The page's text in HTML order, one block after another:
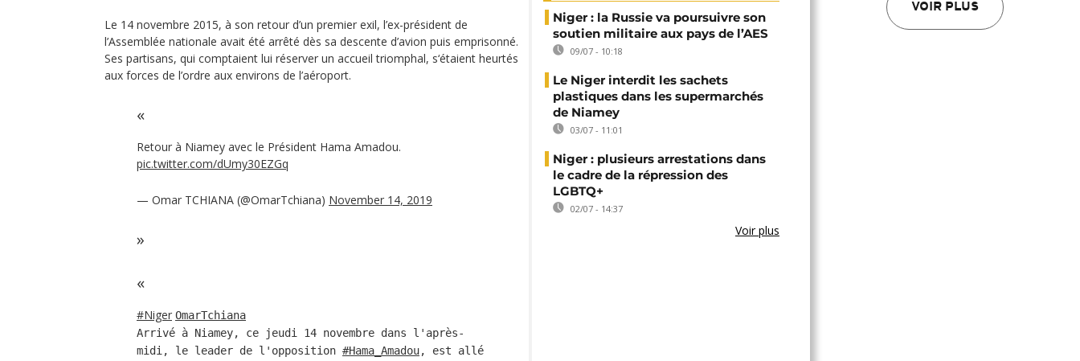
VOIR PLUS
Le 14 novembre 2015, à son retour d’un premier exil, l’ex-président de
l’Assemblée nationale avait été arrêté dès sa descente d’avion puis emprisonné.
Ses partisans, qui comptaient lui réserver un accueil triomphal, s‘étaient heurtés
aux forces de l’ordre aux environs de l’aéroport.
Retour à Niamey avec le Président Hama Amadou.
pic.twitter.com/dUmy30EZGq
— Omar TCHIANA (@OmarTchiana) November 14, 2019
#Niger OmarTchiana
Arrivé à Niamey, ce jeudi 14 novembre dans l'après-
midi, le leader de l'opposition #Hama_Amadou, est allé
Niger : la Russie va poursuivre son
soutien militaire aux pays de l’AES
09/07 - 10:18
Le Niger interdit les sachets
plastiques dans les supermarchés
de Niamey
03/07 - 11:01
Niger : plusieurs arrestations dans
le cadre de la répression des
LGBTQ+
02/07 - 14:37
Voir plus